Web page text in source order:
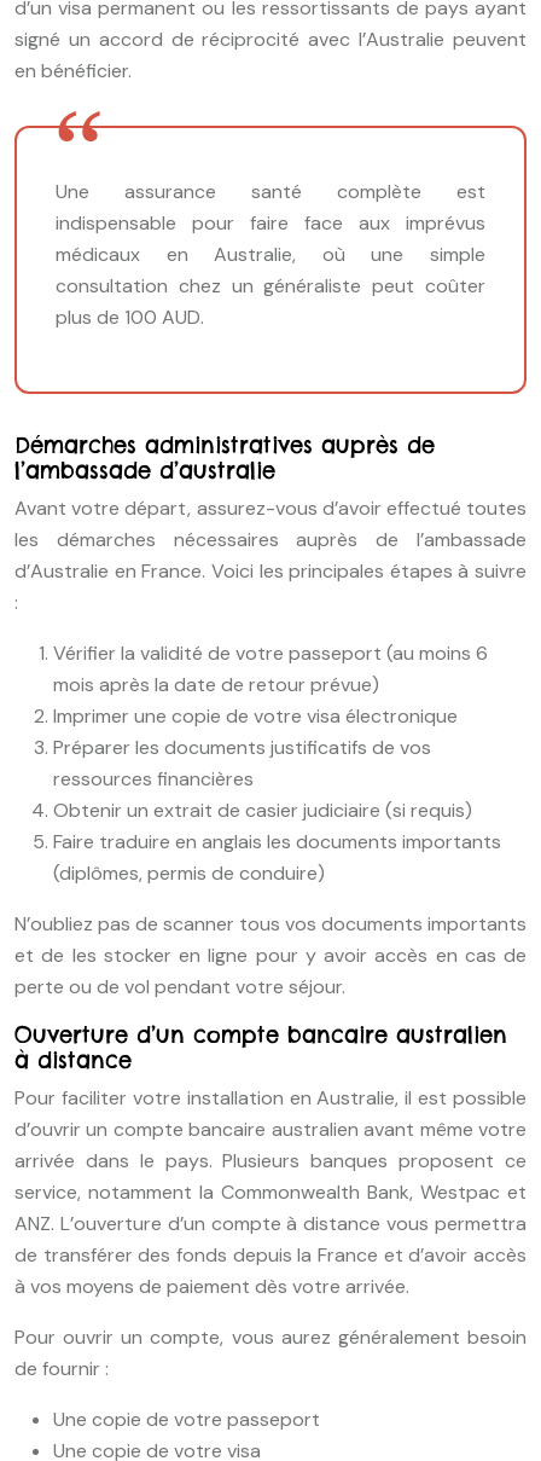
d’un visa permanent ou les ressortissants de pays ayant
signé un accord de réciprocité avec l’Australie peuvent
en bénéficier.
Une assurance santé complète est
indispensable pour faire face aux imprévus
médicaux en Australie, où une simple
consultation chez un généraliste peut coûter
plus de 100 AUD.
Démarches administratives auprès de
l’ambassade d’australie
Avant votre départ, assurez-vous d’avoir effectué toutes
les démarches nécessaires auprès de l’ambassade
d’Australie en France. Voici les principales étapes à suivre
:
Vérifier la validité de votre passeport (au moins 6
mois après la date de retour prévue)
Imprimer une copie de votre visa électronique
Préparer les documents justificatifs de vos
ressources financières
Obtenir un extrait de casier judiciaire (si requis)
Faire traduire en anglais les documents importants
(diplômes, permis de conduire)
N’oubliez pas de scanner tous vos documents importants
et de les stocker en ligne pour y avoir accès en cas de
perte ou de vol pendant votre séjour.
Ouverture d’un compte bancaire australien
à distance
Pour faciliter votre installation en Australie, il est possible
d’ouvrir un compte bancaire australien avant même votre
arrivée dans le pays. Plusieurs banques proposent ce
service, notamment la Commonwealth Bank, Westpac et
ANZ. L’ouverture d’un compte à distance vous permettra
de transférer des fonds depuis la France et d’avoir accès
à vos moyens de paiement dès votre arrivée.
Pour ouvrir un compte, vous aurez généralement besoin
de fournir :
Une copie de votre passeport
Une copie de votre visa